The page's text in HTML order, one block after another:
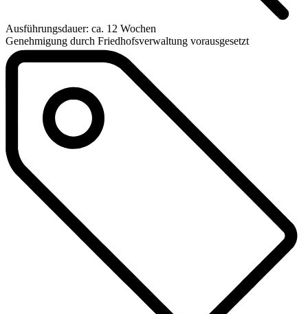
Ausführungsdauer: ca. 12 Wochen
Genehmigung durch Friedhofsverwaltung vorausgesetzt